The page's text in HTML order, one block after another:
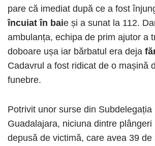
pare că imediat după ce a fost
încuiat în baie și a sunat la 112.
ambulanța, echipa de prim ajutor a
doboare ușa iar bărbatul era deja
Cadavrul a fost ridicat de o mașină
funebre.
Potrivit unor surse din Subdelegația
Guadalajara, niciuna dintre plângeri
depusă de victimă, care avea 39 de